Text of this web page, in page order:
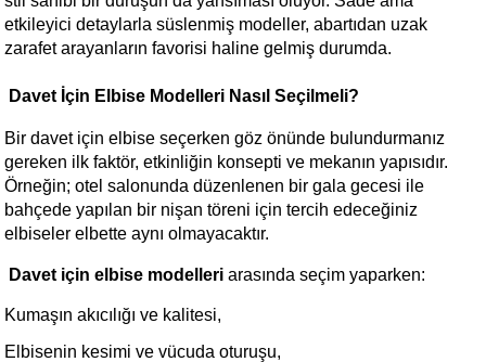
etkileyici detaylarla süslenmiş modeller, abartıdan uzak
zarafet arayanların favorisi haline gelmiş durumda.
Davet İçin Elbise Modelleri Nasıl Seçilmeli?
Bir davet için elbise seçerken göz önünde bulundurmanız
gereken ilk faktör, etkinliğin konsepti ve mekanın yapısıdır.
Örneğin; otel salonunda düzenlenen bir gala gecesi ile
bahçede yapılan bir nişan töreni için tercih edeceğiniz
elbiseler elbette aynı olmayacaktır.
Davet için elbise modelleri arasında seçim yaparken:
Kumaşın akıcılığı ve kalitesi,
Elbisenin kesimi ve vücuda oturuşu,